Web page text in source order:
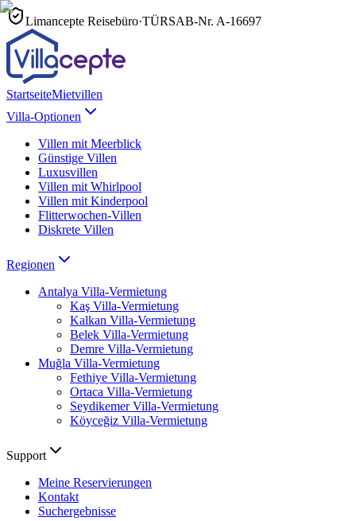
Limancepte Reisebüro·TÜRSAB-Nr. A-16697
StartseiteMietvillen
Villa-Optionen
Villen mit Meerblick
Günstige Villen
Luxusvillen
Villen mit Whirlpool
Villen mit Kinderpool
Flitterwochen-Villen
Diskrete Villen
Regionen
Antalya Villa-Vermietung
Kaş Villa-Vermietung
Kalkan Villa-Vermietung
Belek Villa-Vermietung
Demre Villa-Vermietung
Muğla Villa-Vermietung
Fethiye Villa-Vermietung
Ortaca Villa-Vermietung
Seydikemer Villa-Vermietung
Köyceğiz Villa-Vermietung
Support
Meine Reservierungen
Kontakt
Suchergebnisse